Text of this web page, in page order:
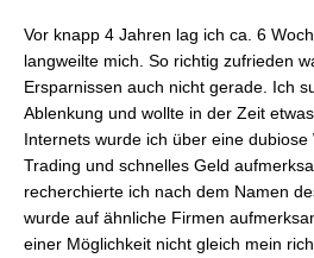
Vor knapp 4 Jahren lag ich ca. 6
langweilte mich. So richtig zufrieden
Ersparnissen auch nicht gerade. Ich
Ablenkung und wollte in der Zeit
Internets wurde ich über eine
Trading und schnelles Geld
recherchierte ich nach dem Namen
wurde auf ähnliche Firmen
einer Möglichkeit nicht gleich mein